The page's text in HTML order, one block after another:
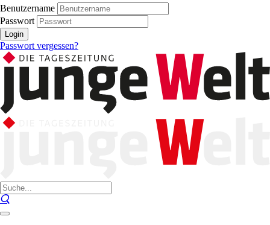
Benutzername
Passwort
Login
Passwort vergessen?